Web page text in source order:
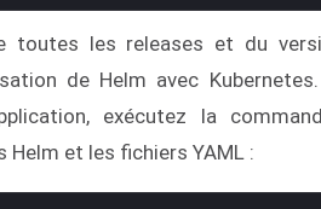
toutes les releases et du
de Helm avec
exécutez la
et les fichiers YAML :